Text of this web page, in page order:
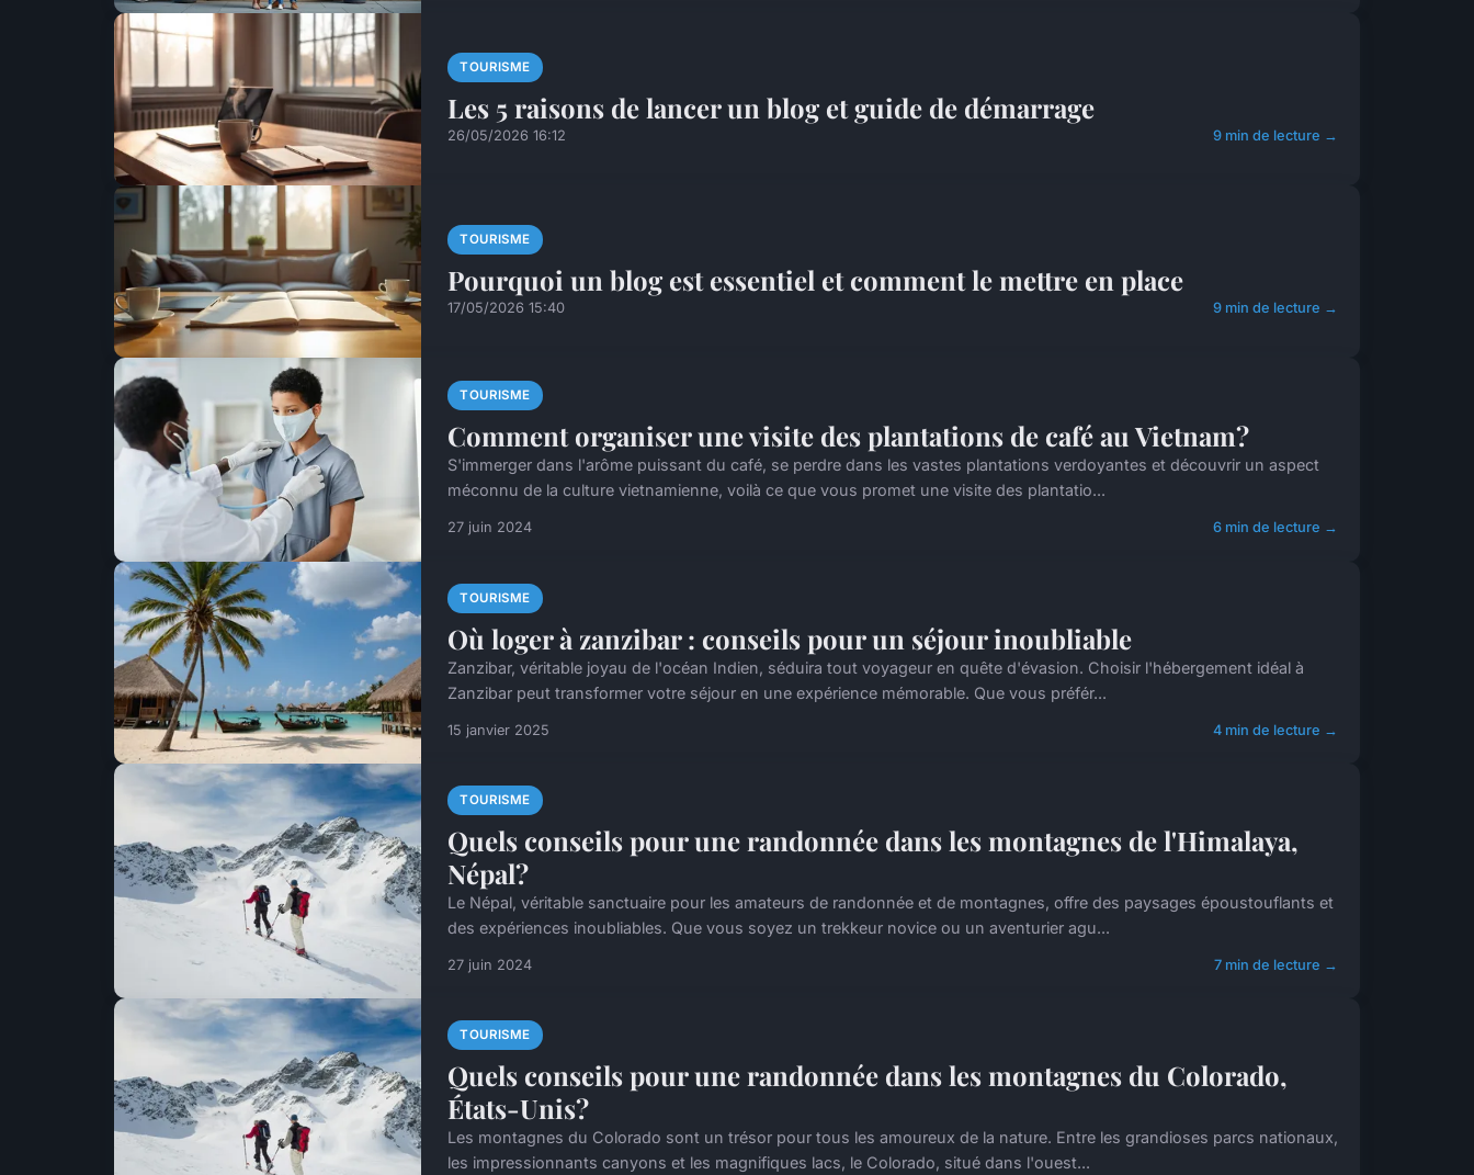
TOURISME
Les 5 raisons de lancer un blog et guide de démarrage
26/05/2026 16:12 9 min de lecture →
TOURISME
Pourquoi un blog est essentiel et comment le mettre en place
17/05/2026 15:40 9 min de lecture →
TOURISME
Comment organiser une visite des plantations de café au Vietnam?
S'immerger dans l'arôme puissant du café, se perdre dans les vastes plantations verdoyantes et découvrir un aspect
méconnu de la culture vietnamienne, voilà ce que vous promet une visite des plantatio...
27 juin 2024 6 min de lecture →
TOURISME
Où loger à zanzibar : conseils pour un séjour inoubliable
Zanzibar, véritable joyau de l'océan Indien, séduira tout voyageur en quête d'évasion. Choisir l'hébergement idéal à
Zanzibar peut transformer votre séjour en une expérience mémorable. Que vous préfér...
15 janvier 2025 4 min de lecture →
TOURISME
Quels conseils pour une randonnée dans les montagnes de l'Himalaya,
Népal?
Le Népal, véritable sanctuaire pour les amateurs de randonnée et de montagnes, offre des paysages époustouflants et
des expériences inoubliables. Que vous soyez un trekkeur novice ou un aventurier agu...
27 juin 2024 7 min de lecture →
TOURISME
Quels conseils pour une randonnée dans les montagnes du Colorado,
États-Unis?
Les montagnes du Colorado sont un trésor pour tous les amoureux de la nature. Entre les grandioses parcs nationaux,
les impressionnants canyons et les magnifiques lacs, le Colorado, situé dans l'ouest...